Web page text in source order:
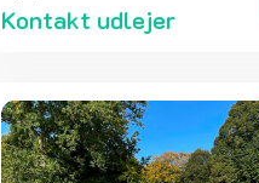
Kontakt udlejer